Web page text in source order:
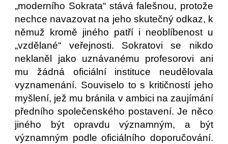
„moderního Sokrata“ stává falešnou, protože
nechce navazovat na jeho skutečný odkaz, k
němuž kromě jiného patří i neoblíbenost u
„vzdělané“ veřejnosti. Sokratovi se nikdo
neklaněl jako uznávanému profesorovi ani
mu žádná oficiální instituce neudělovala
vyznamenání. Souviselo to s kritičností jeho
myšlení, jež mu bránila v ambici na zaujímání
předního společenského postavení. Je něco
jiného být opravdu významným, a být
významným podle oficiálního doporučování.